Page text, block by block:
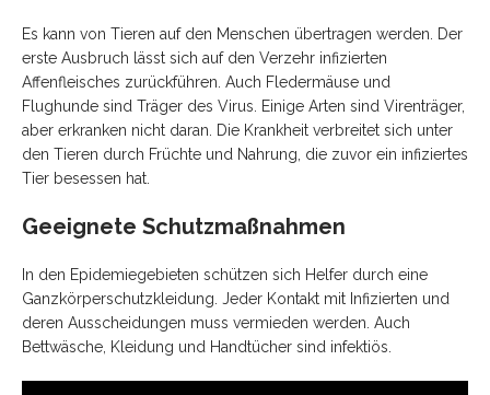
Es kann von Tieren auf den Menschen übertragen werden. Der
erste Ausbruch lässt sich auf den Verzehr infizierten
Affenfleisches zurückführen. Auch Fledermäuse und
Flughunde sind Träger des Virus. Einige Arten sind Virenträger,
aber erkranken nicht daran. Die Krankheit verbreitet sich unter
den Tieren durch Früchte und Nahrung, die zuvor ein infiziertes
Tier besessen hat.
Geeignete Schutzmaßnahmen
In den Epidemiegebieten schützen sich Helfer durch eine
Ganzkörperschutzkleidung. Jeder Kontakt mit Infizierten und
deren Ausscheidungen muss vermieden werden. Auch
Bettwäsche, Kleidung und Handtücher sind infektiös.